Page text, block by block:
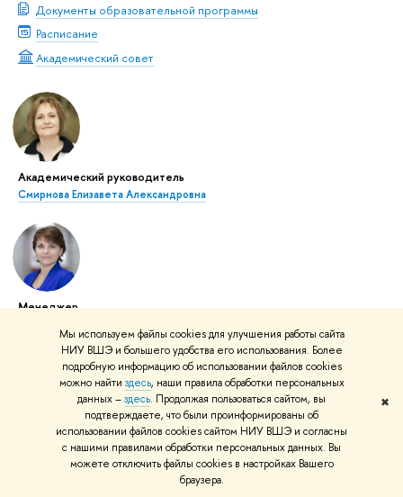
Мы используем файлы cookies для улучшения работы сайта
НИУ ВШЭ и большего удобства его использования. Более
подробную информацию об использовании файлов cookies
можно найти здесь, наши правила обработки персональных
данных –здесь. Продолжая пользоваться сайтом, вы
подтверждаете, что были проинформированы об
использовании файлов cookies сайтом НИУ ВШЭ и согласны
с нашими правилами обработки персональных данных. Вы
можете отключить файлы cookies в настройках Вашего
браузера.
✖
Документы образовательной программы
Расписание
Академический совет
Академический руководитель
Смирнова Елизавета Александровна
Менеджер
Академический руководитель:
Адрес: г. Пермь, бульвар Гагарина, 37, каб. 232
+7 (342) 200-95-43
Учебный офис: